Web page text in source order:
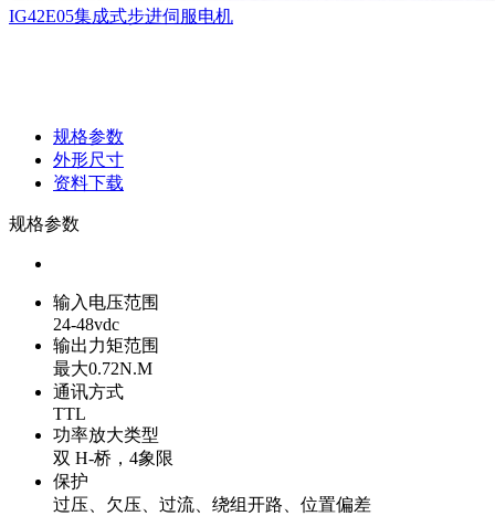
IG42E05集成式步进伺服电机
规格参数
外形尺寸
资料下载
规格参数
输入电压范围
24-48vdc
输出力矩范围
最大0.72N.M
通讯方式
TTL
功率放大类型
双 H-桥，4象限
保护
过压、欠压、过流、绕组开路、位置偏差